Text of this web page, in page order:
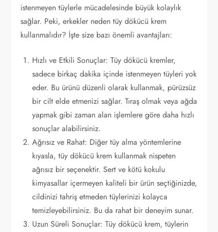
istenmeyen tüylerle mücadelesinde büyük kolaylık
sağlar. Peki, erkekler neden tüy dökücü krem
kullanmalıdır? İşte size bazı önemli avantajları:
Hızlı ve Etkili Sonuçlar: Tüy dökücü kremler,
sadece birkaç dakika içinde istenmeyen tüyleri yok
eder. Bu ürünü düzenli olarak kullanmak, pürüzsüz
bir cilt elde etmenizi sağlar. Tıraş olmak veya ağda
yapmak gibi zaman alan işlemlere göre daha hızlı
sonuçlar alabilirsiniz.
Ağrısız ve Rahat: Diğer tüy alma yöntemlerine
kıyasla, tüy dökücü krem kullanmak nispeten
ağrısız bir seçenektir. Sert ve kötü kokulu
kimyasallar içermeyen kaliteli bir ürün seçtiğinizde,
cildinizi tahriş etmeden tüylerinizi kolayca
temizleyebilirsiniz. Bu da rahat bir deneyim sunar.
Uzun Süreli Sonuçlar: Tüy dökücü krem, tüylerin